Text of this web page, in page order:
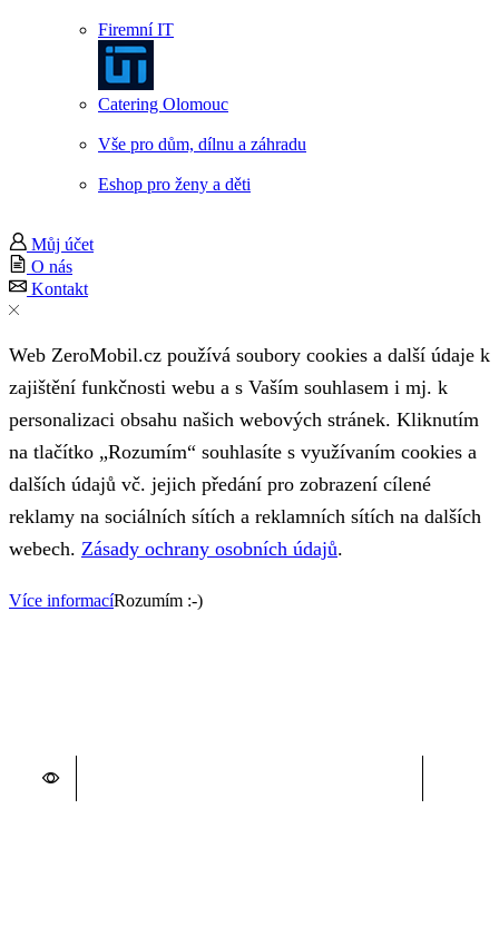
Firemní IT
Catering Olomouc
Vše pro dům, dílnu a záhradu
Eshop pro ženy a děti
Můj účet
O nás
Kontakt
Web ZeroMobil.cz používá soubory cookies a další údaje k
zajištění funkčnosti webu a s Vaším souhlasem i mj. k
personalizaci obsahu našich webových stránek. Kliknutím
na tlačítko „Rozumím“ souhlasíte s využívaním cookies a
dalších údajů vč. jejich předání pro zobrazení cílené
reklamy na sociálních sítích a reklamních sítích na dalších
webech. Zásady ochrany osobních údajů.
Více informacíRozumím :-)